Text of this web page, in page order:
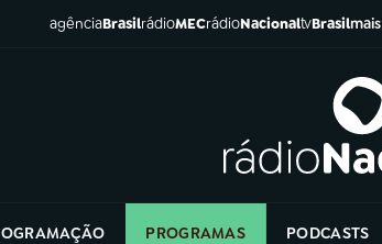
agênciaBrasilrádioMECrádioNacionaltvBrasilmais
PROGRAMAS PODCASTS